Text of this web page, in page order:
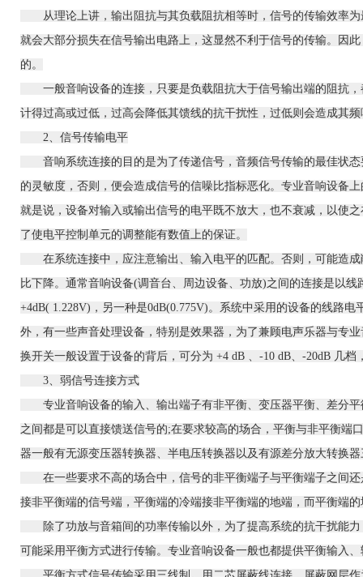
从理论上讲，输出阻抗与其负载阻抗相等时，信号的传输效率为
就会大部分损失在信号输出电路上，这显然不利于信号的传输。因
的。
一般音响设备的连接，只要是负载阻抗大于信号输出端的阻抗，
计得过高或过低，过高会降低其馈线的抗干扰性，过低则会造成其
2、信号传输电平
音响系统连接的目的是为了传递信号，音频信号传输的最佳状态
的灵敏度，否则，便会造成信号的信噪比指标恶化。 专业音响设备上
就是说，设备对输入或输出信号的电平既不放大，也不衰减，以使
了使电平控制单元的调整能有数值上的保证。
在系统连接中，应注意输出、输入电平的匹配。否则，可能造成
比下降。通常音响设备(调音台、周边设备、功放)之间的连接是以
+4dB( 1.228V)，另一种是0dB(0.775V)。系统中采用的设备的线路
外，有一些声音处理设备，特别是效果器，为了兼顾电声乐器与专业
换开关一般设置于设备的背后，可分为 +4 dB 、-10 dB、-20dB 几
3、弱信号连接方式
专业音响设备的输入、输出端子有非平衡、变压器平衡、差分
之间都是可以直接馈送信号的;在要求较高的场合，平衡与非平衡端
器一般有无源变压器转换器、半电压转换器以及有源差分放大转换
在一些要求不高的场合中，信号的非平衡端子与平衡端子之间还
接非平衡端的信号端，平衡端的冷端接非平衡端的地端，而平衡端
除了功放与音箱间的功率传输以外，为了提高系统的抗干扰能力
可能采用平衡方式进行传输。 专业音响设备一般也都提供平衡输入
平衡方式信号传输采用三线制。用二芯屏蔽线连接，屏蔽网层作